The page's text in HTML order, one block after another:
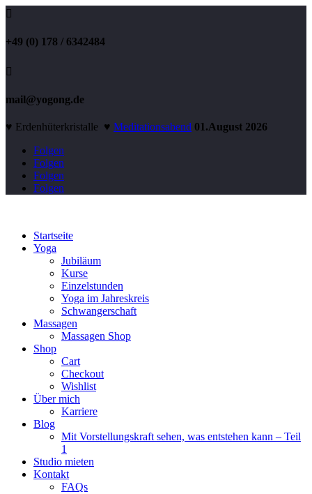

+49 (0) 178 / 6342484

mail@yogong.de
♥ Erdenhüterkristalle ♥ Meditationsabend 01.August 2026
Folgen
Folgen
Folgen
Folgen
Startseite
Yoga
Jubiläum
Kurse
Einzelstunden
Yoga im Jahreskreis
Schwangerschaft
Massagen
Massagen Shop
Shop
Cart
Checkout
Wishlist
Über mich
Karriere
Blog
Mit Vorstellungskraft sehen, was entstehen kann – Teil
1
Studio mieten
Kontakt
FAQs